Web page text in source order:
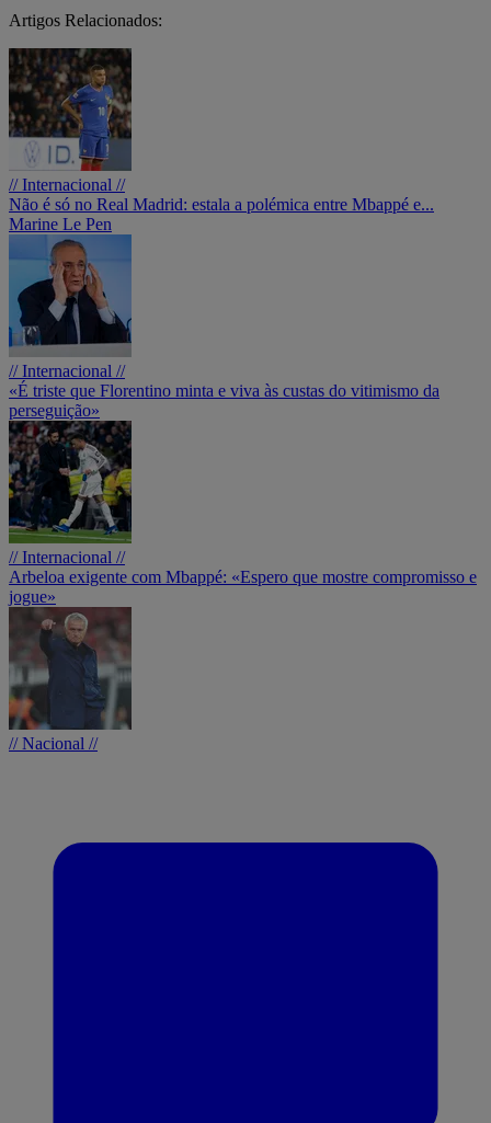
Artigos Relacionados:
// Internacional //
Não é só no Real Madrid: estala a polémica entre Mbappé e...
Marine Le Pen
// Internacional //
«É triste que Florentino minta e viva às custas do vitimismo da
perseguição»
// Internacional //
Arbeloa exigente com Mbappé: «Espero que mostre compromisso e
jogue»
// Nacional //